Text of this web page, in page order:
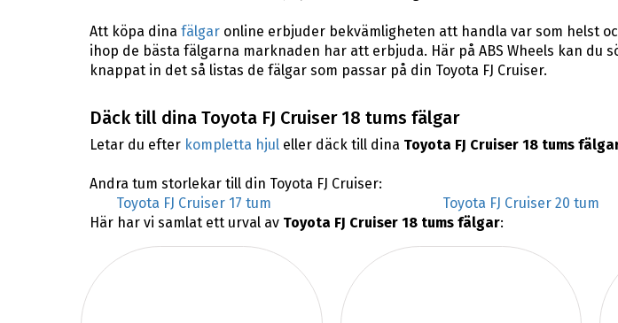
Att köpa dina fälgaronline erbjuder bekvämligheten att handla var som helst
ihop de bästa fälgarna marknaden har att erbjuda. Här på ABS Wheels kan
knappat in det så listas de fälgar som passar på din Toyota FJ Cruiser.
Däck till dina Toyota FJ Cruiser 18 tums fälgar
Letar du efter kompletta hjuleller däck till dina Toyota FJ Cruiser 18 tums
Andra tum storlekar till din Toyota FJ Cruiser:
Toyota FJ Cruiser 17 tum
Toyota FJ Cruiser 20 tum
Här har vi samlat ett urval av Toyota FJ Cruiser 18 tums fälgar: